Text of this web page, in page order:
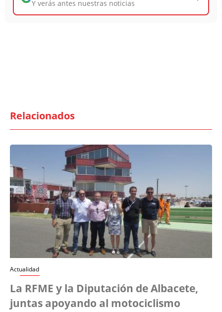
Y verás antes nuestras noticias
Relacionados
Actualidad
La RFME y la Diputación de Albacete,
juntas apoyando al motociclismo